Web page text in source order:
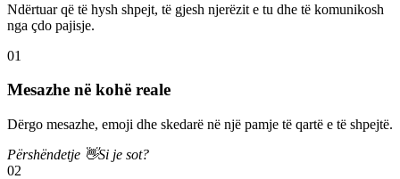
Ndërtuar që të hysh shpejt, të gjesh njerëzit e tu dhe të komunikosh
nga çdo pajisje.
01
Mesazhe në kohë reale
Dërgo mesazhe, emoji dhe skedarë në një pamje të qartë e të shpejtë.
Përshëndetje 👋Si je sot?
02